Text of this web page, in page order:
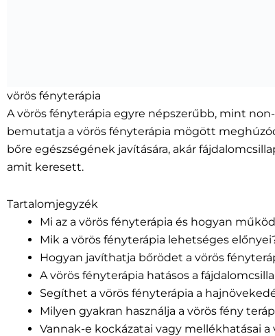
vörös fényterápia
A vörös fényterápia egyre népszerűbb, mint
bemutatja a vörös fényterápia mögött
bőre egészségének javítására, akár
amit keresett.
Tartalomjegyzék
Mi az a vörös fényterápia és hogyan
Mik a vörös fényterápia lehetséges
Hogyan javíthatja bőrödet a vörös
A vörös fényterápia hatásos a
Segíthet a vörös fényterápia a
Milyen gyakran használja a vörös fény
Vannak-e kockázatai vagy mellékhatásai a